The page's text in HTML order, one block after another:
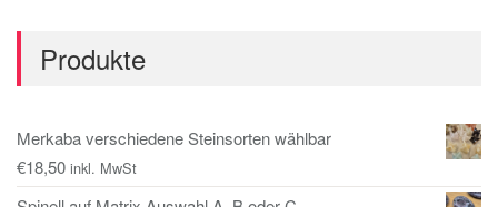
Produkte
Merkaba verschiedene Steinsorten wählbar
€18,50 inkl. MwSt